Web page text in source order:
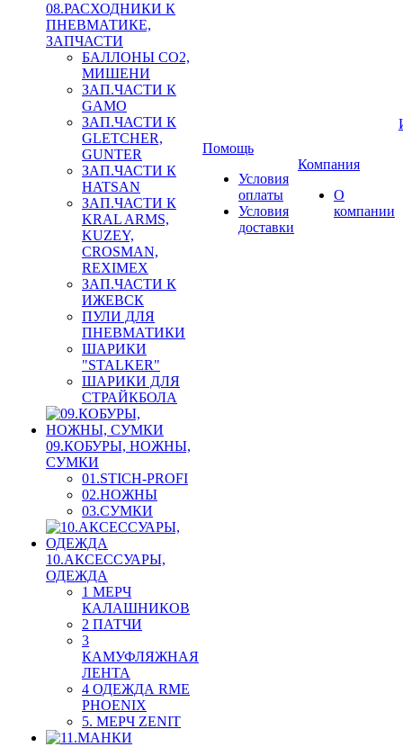
08.РАСХОДНИКИ К
ПНЕВМАТИКЕ,
ЗАПЧАСТИ
БАЛЛОНЫ CO2,
МИШЕНИ
ЗАП.ЧАСТИ К
GAMO
ЗАП.ЧАСТИ К
GLETCHER,
GUNTER
ЗАП.ЧАСТИ К
HATSAN
ЗАП.ЧАСТИ К
KRAL ARMS,
KUZEY,
CROSMAN,
REXIMEX
ЗАП.ЧАСТИ К
ИЖЕВСК
ПУЛИ ДЛЯ
ПНЕВМАТИКИ
ШАРИКИ
"STALKER"
ШАРИКИ ДЛЯ
СТРАЙКБОЛА
09.КОБУРЫ, НОЖНЫ,
СУМКИ
01.STICH-PROFI
02.НОЖНЫ
03.СУМКИ
10.АКСЕССУАРЫ,
ОДЕЖДА
1 МЕРЧ
КАЛАШНИКОВ
2 ПАТЧИ
3
КАМУФЛЯЖНАЯ
ЛЕНТА
4 ОДЕЖДА RME
PHOENIX
5. МЕРЧ ZENIT
Помощь
Условия
оплаты
Условия
доставки
Компания
О
компании